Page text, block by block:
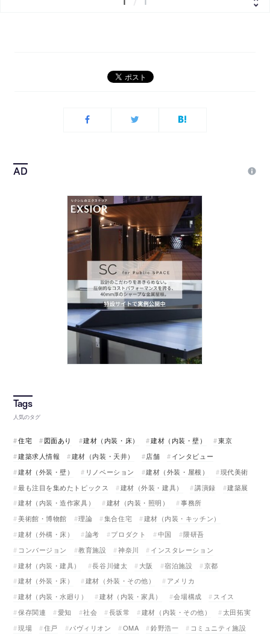
1 1
人気のタグ
住宅 図面あり 建材（内装・床） 建材（内装・壁）
東京
建築求人情報
建材（内装・天井） 店舗
インタビュー
建材（外装・壁）
リノベーション 建材（外装・屋根）
現代美術
最も注目を集めたトピックス
建材（外装・建具） 講演録
建築展
建材（内装・造作家具）
建材（内装・照明）
事務所
美術館・博物館
理論 集合住宅
建材（内装・キッチン）
建材（外構・床）
論考 プロダクト 中国
隈研吾
コンバージョン
教育施設 神奈川
インスタレーション
建材（内装・建具）
長谷川健太 大阪 宿泊施設
京都
建材（外装・床）
建材（外装・その他）
アメリカ
建材（内装・水廻り）
建材（内装・家具） 会場構成
スイス
保存関連
愛知 社会 長坂常 建材（内装・その他）
太田拓実
現場
住戸 パヴィリオン OMA 鈴野浩一
コミュニティ施設